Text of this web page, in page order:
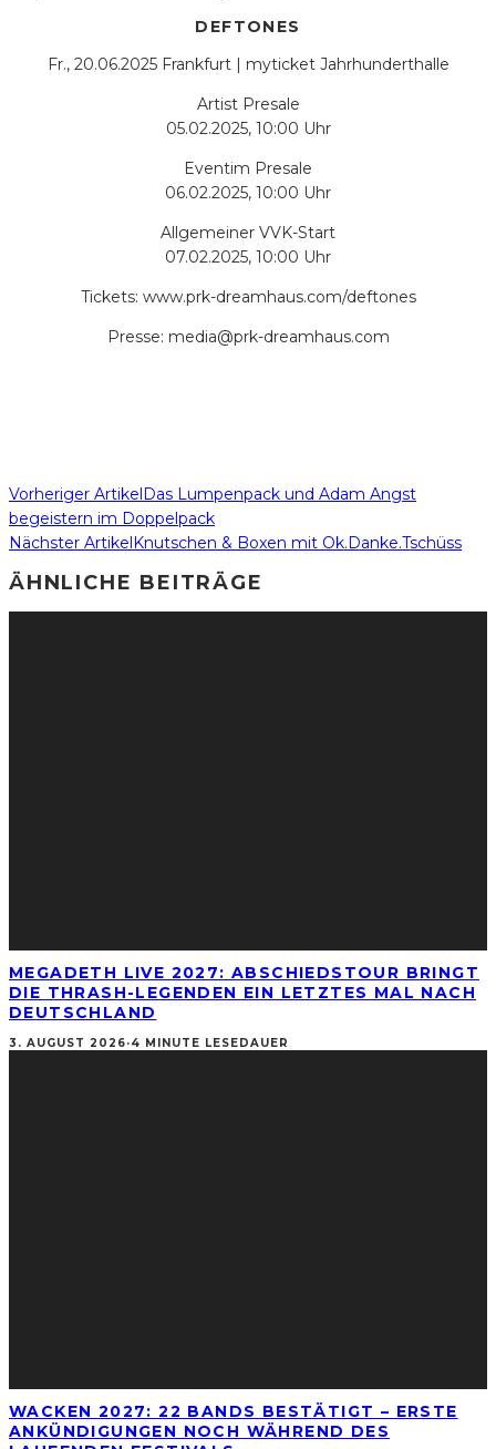
DEFTONES
Fr., 20.06.2025 Frankfurt | myticket Jahrhunderthalle
Artist Presale
05.02.2025, 10:00 Uhr
Eventim Presale
06.02.2025, 10:00 Uhr
Allgemeiner VVK-Start
07.02.2025, 10:00 Uhr
Tickets: www.prk-dreamhaus.com/deftones
Presse: media@prk-dreamhaus.com
Vorheriger ArtikelDas Lumpenpack und Adam Angst
begeistern im Doppelpack
Nächster ArtikelKnutschen & Boxen mit Ok.Danke.Tschüss
ÄHNLICHE BEITRÄGE
MEGADETH LIVE 2027: ABSCHIEDSTOUR BRINGT
DIE THRASH-LEGENDEN EIN LETZTES MAL NACH
DEUTSCHLAND
3. AUGUST 2026·4 MINUTE LESEDAUER
WACKEN 2027: 22 BANDS BESTÄTIGT – ERSTE
ANKÜNDIGUNGEN NOCH WÄHREND DES